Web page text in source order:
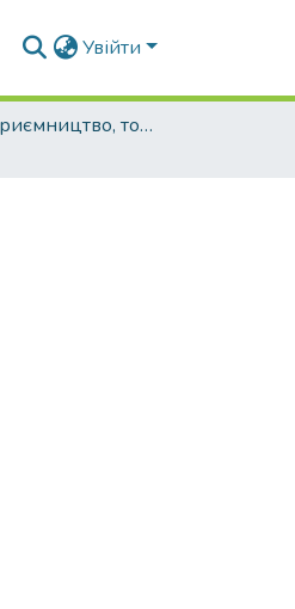
Увійти
076 Підприємництво, торгівля та біржова діяльність. Товарознавство і комерційна діяльність